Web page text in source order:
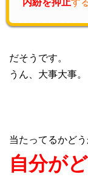
だそうです。
うん、大事大事。
当たってるかどう
自分が